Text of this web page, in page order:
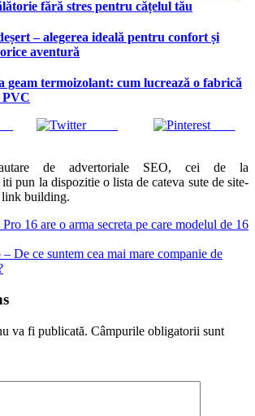
fără stres pentru cățelul tău
– alegerea ideală pentru confort și
aventură
geam termoizolant: cum lucrează o fabrică
PVC
Tweet Save
de advertoriale SEO, cei de la
iti pun la dispozitie o lista de cateva sute de site-
link building.
16 are o arma secreta pe care modelul de 16
De ce suntem cea mai mare companie de
va fi publicată. Câmpurile obligatorii sunt